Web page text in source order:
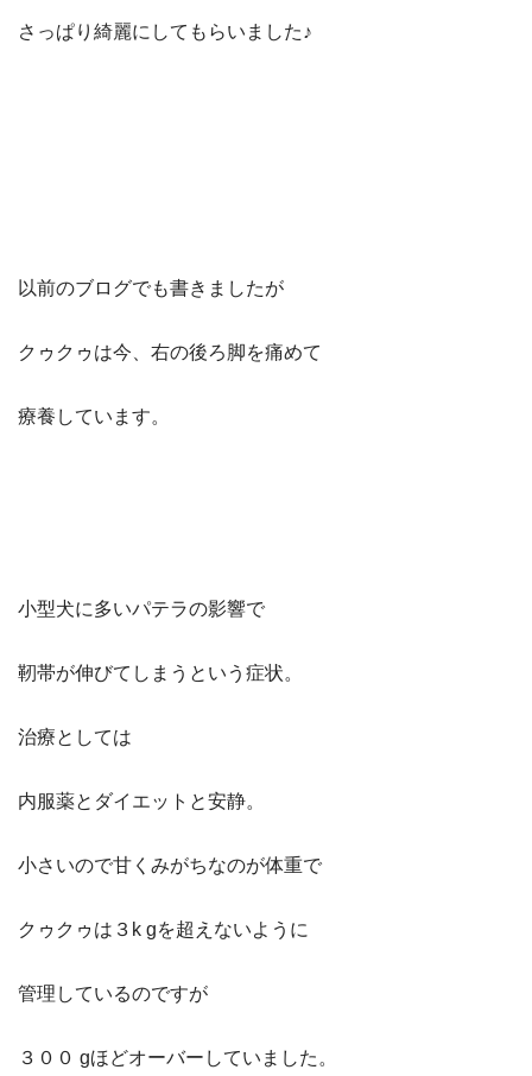
さっぱり綺麗にしてもらいました♪
以前のブログでも書きましたが
クゥクゥは今、右の後ろ脚を痛めて
療養しています。
小型犬に多いパテラの影響で
靭帯が伸びてしまうという症状。
治療としては
内服薬とダイエットと安静。
小さいので甘くみがちなのが体重で
クゥクゥは３k gを超えないように
管理しているのですが
３００ gほどオーバーしていました。